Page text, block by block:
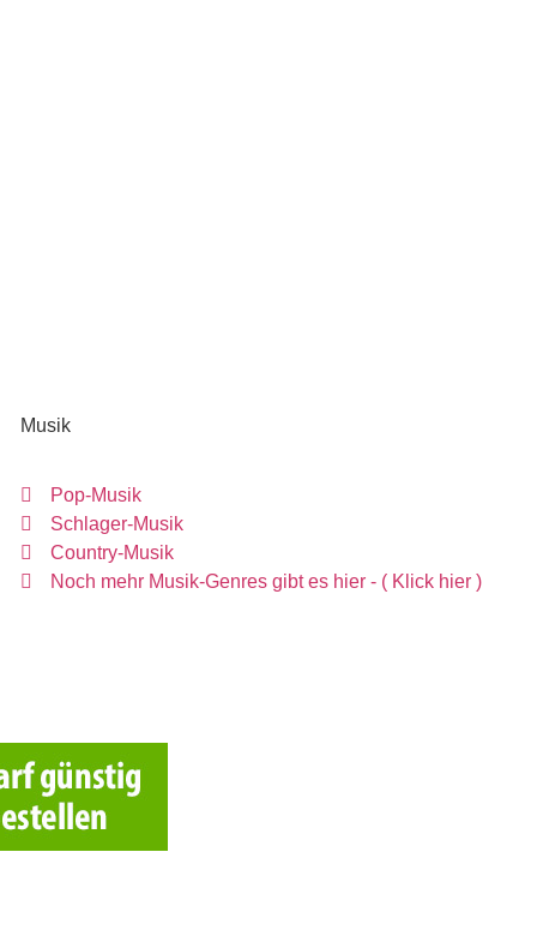
Musik
Pop-Musik
Schlager-Musik
Country-Musik
Noch mehr Musik-Genres gibt es hier - ( Klick hier )